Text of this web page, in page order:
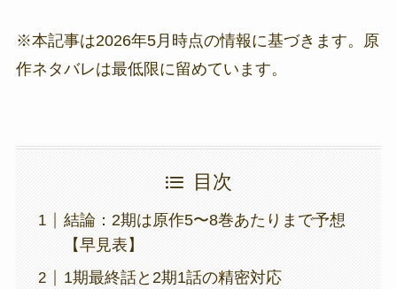
※本記事は2026年5月時点の情報に基づきます。原
作ネタバレは最低限に留めています。
目次
結論：2期は原作5〜8巻あたりまで予想
【早見表】
1期最終話と2期1話の精密対応